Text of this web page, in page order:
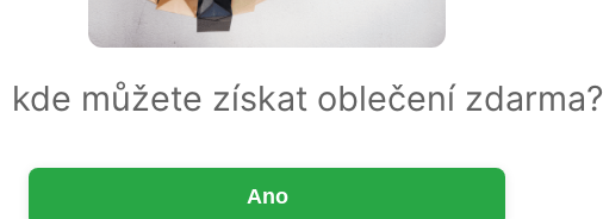
kde můžete získat oblečení zdarma?
Ano